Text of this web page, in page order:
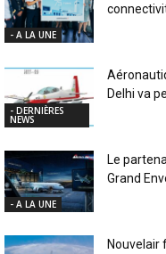
- A LA UNE
- DERNIÈRES
NEWS
Delhi va
- A LA UNE
Le
Grand
Nouvelair